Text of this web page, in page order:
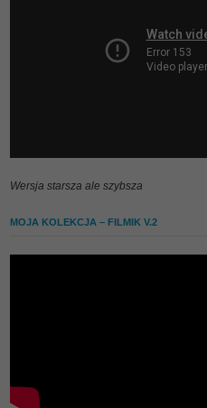
Wersja starsza ale szybsza
MOJA KOLEKCJA – FILMIK V.2